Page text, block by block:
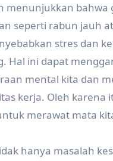
menunjukkan bahwa
seperti rabun jauh
stres dan
Hal ini dapat
mental kita dan
kerja. Oleh karena
merawat mata
hanya masalah